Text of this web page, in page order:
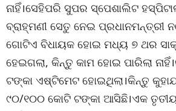
ନାହିଁ।ସେହିପରି ସୁପର ସ୍ପେଶାଲିଟ
ବ୍ରାହ୍ମଣୀ ସେତୁ ନେଇ
ଗୋଟିଏ ବିଧାୟକ ହୋଇ ମଧ୍ୟ ୭ ଥର
ହେଇଗଲା, କିନ୍ତୁ କାମ ହୋଇ ପାରିଲା
ଟଙ୍କା ଏଷ୍ଟିମେଟ ହୋଇଥିଲା।କିନ୍ତୁ
୯୦/୧୦୦ କୋଟି ଟଙ୍କା ଆସିଛି।ଏକ